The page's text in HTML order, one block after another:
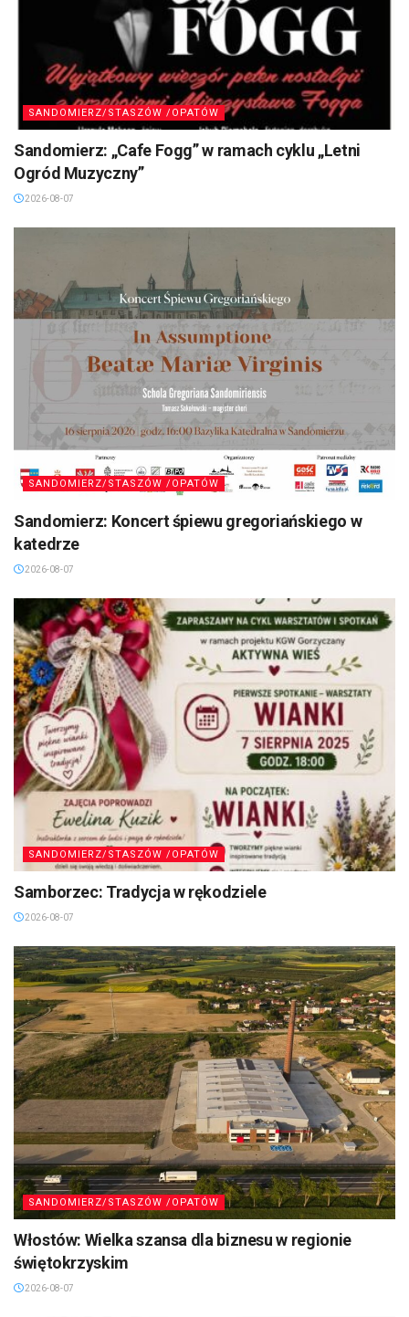
SANDOMIERZ/STASZÓW /OPATÓW
Sandomierz: „Cafe Fogg” w ramach cyklu „Letni
Ogród Muzyczny”
2026-08-07
SANDOMIERZ/STASZÓW /OPATÓW
Sandomierz: Koncert śpiewu gregoriańskiego w
katedrze
2026-08-07
SANDOMIERZ/STASZÓW /OPATÓW
Samborzec: Tradycja w rękodziele
2026-08-07
SANDOMIERZ/STASZÓW /OPATÓW
Włostów: Wielka szansa dla biznesu w regionie
świętokrzyskim
2026-08-07